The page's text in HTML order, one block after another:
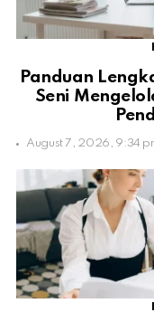
Panduan
Seni
August 7, 2026, 9:34